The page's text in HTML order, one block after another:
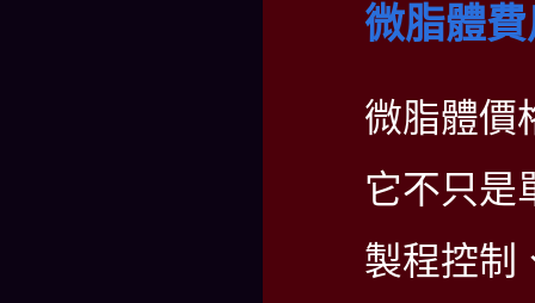
微脂體
微脂體價
它不只是
製程控制